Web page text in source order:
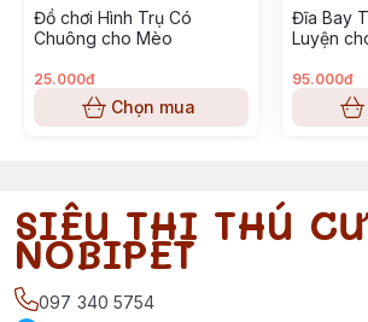
Đồ chơi Hình Trụ Có
Chuông cho Mèo
25.000đ
Chọn mua
Đĩa Bay
Luyện
95.000đ
SIÊU THỊ THÚ
NOBIPET
097 340 5754